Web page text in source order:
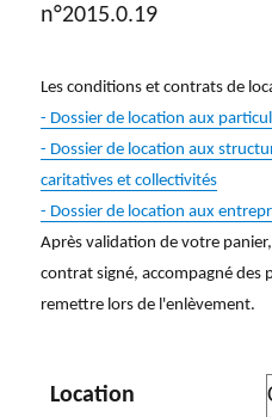
n°2015.0.19
Les conditions et contrats de
- Dossier de location aux
- Dossier de location aux
caritatives et collectivités
- Dossier de location aux
Après validation de votre
contrat signé, accompagné des
remettre lors de l'enlèvement.
Location